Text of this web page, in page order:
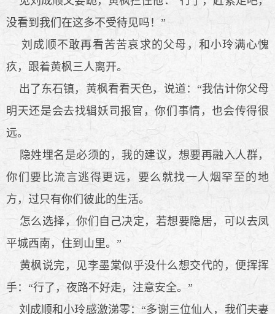
没看到我们在这多不受待见吗！”
刘成顺不敢再看苦苦哀求的父母，和小玲满心愧
疚，跟着黄枫三人离开。
出了东石镇，黄枫看看天色，说道：“我估计你父母
明天还是会去找辑妖司报官，你们事情，也会传得很
远。
隐姓埋名是必须的，我的建议，想要再融入人群，
你们要比流言逃得更远，要么就找一人烟罕至的地
方，过只有你们彼此的生活。
怎么选择，你们自己决定，若想要隐居，可以去凤
平城西南，住到山里。”
黄枫说完，见李墨棠似乎没什么想交代的，便挥挥
手：“行了，夜路不好走，注意安全。”
刘成顺和小玲感激涕零：“多谢三位仙人，我们夫妻